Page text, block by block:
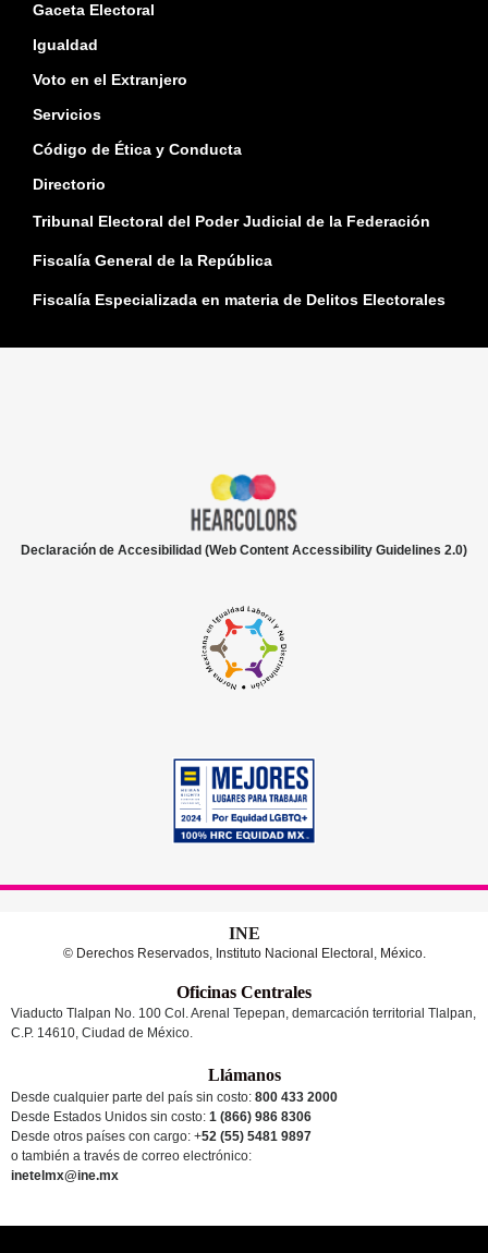
Gaceta Electoral
Igualdad
Voto en el Extranjero
Servicios
Código de Ética y Conducta
Directorio
Tribunal Electoral del Poder Judicial de la Federación
Fiscalía General de la República
Fiscalía Especializada en materia de Delitos Electorales
Declaración de Accesibilidad (Web Content Accessibility Guidelines 2.0)
INE
© Derechos Reservados, Instituto Nacional Electoral, México.
Oficinas Centrales
Viaducto Tlalpan No. 100 Col. Arenal Tepepan, demarcación territorial Tlalpan,
C.P. 14610, Ciudad de México.
Llámanos
Desde cualquier parte del país sin costo: 800 433 2000
Desde Estados Unidos sin costo: 1 (866) 986 8306
Desde otros países con cargo: +52 (55) 5481 9897
o también a través de correo electrónico:
inetelmx@ine.mx